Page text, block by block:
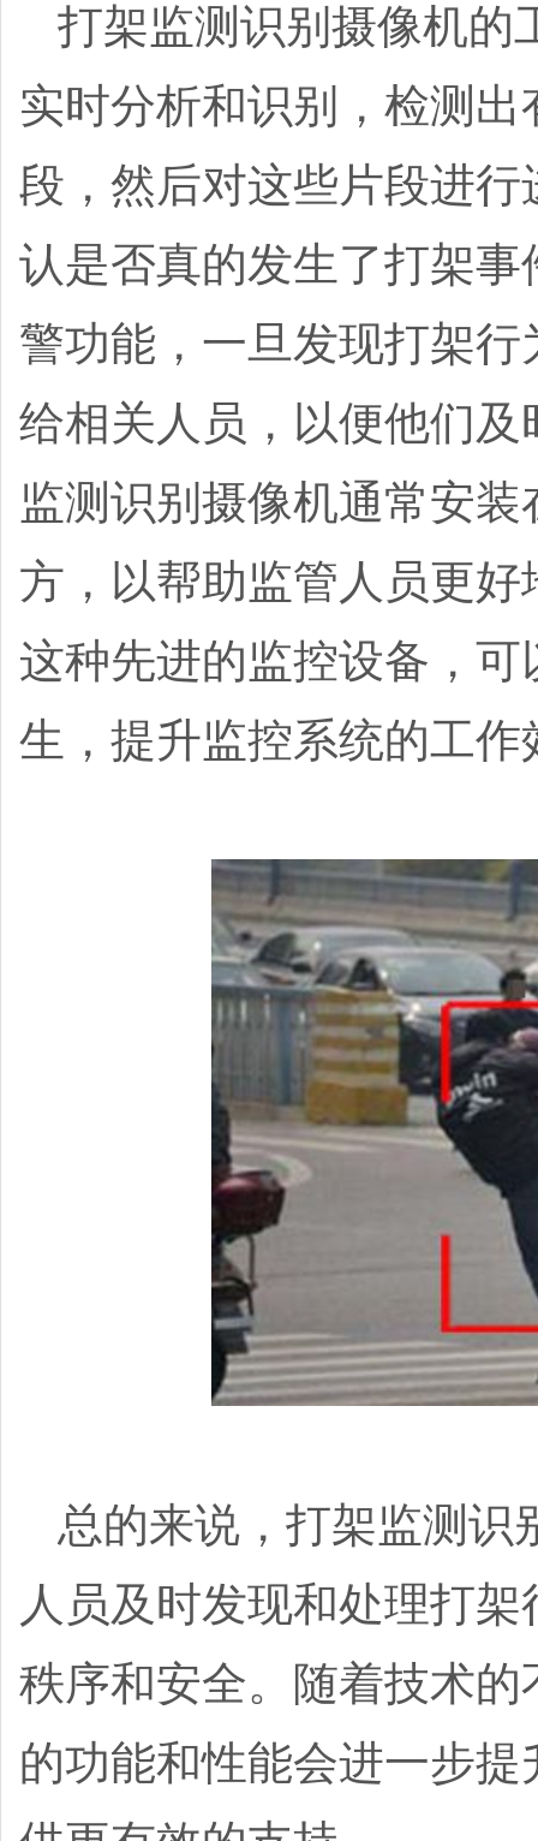
打架监测识别摄像机的
实时分析和识别，检测
段，然后对这些片段进
认是否真的发生了打架
警功能，一旦发现打架
给相关人员，以便他们
监测识别摄像机通常安
方，以帮助监管人员更
这种先进的监控设备，
生，提升监控系统的工作
总的来说，打架监测识
人员及时发现和处理打
秩序和安全。随着技术
的功能和性能会进一步